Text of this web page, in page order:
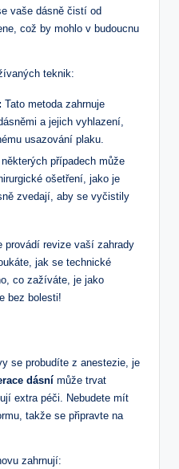
vaše dásně čistí od
což by mohlo v budoucnu
teknik:
Tato metoda zahrnuje
a jejich vyhlazení,
usazování plaku.
případech může
ošetření, jako je
zvedají, aby se vyčistily
provádí revize vaší zahrady
jak se technické
co zažíváte, je jako
bez bolesti!
se probudíte z anestezie, je
dásní může trvat
extra péči. Nebudete mít
takže se připravte na
zahrnují: